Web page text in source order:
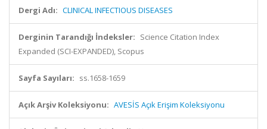
Dergi Adı: CLINICAL INFECTIOUS DISEASES
Derginin Tarandığı İndeksler: Science Citation Index
Expanded (SCI-EXPANDED), Scopus
Sayfa Sayıları: ss.1658-1659
Açık Arşiv Koleksiyonu: AVESİS Açık Erişim Koleksiyonu